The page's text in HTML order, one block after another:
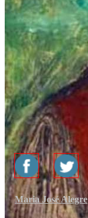
Maria José Alegre